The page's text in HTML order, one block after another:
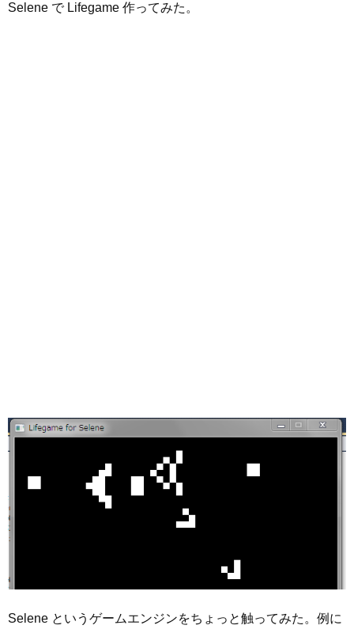
Selene で Lifegame 作ってみた。
Selene というゲームエンジンをちょっと触ってみた。例に